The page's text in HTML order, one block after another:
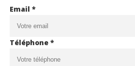
Email *
Téléphone *